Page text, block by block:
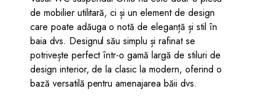
de mobilier utilitară, ci și un element de design
care poate adăuga o notă de eleganță și stil în
baia dvs. Designul său simplu și rafinat se
potrivește perfect într-o gamă largă de stiluri de
design interior, de la clasic la modern, oferind o
bază versatilă pentru amenajarea băii dvs.